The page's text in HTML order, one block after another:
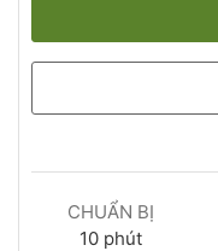
CHUẨN BỊ
10 phút